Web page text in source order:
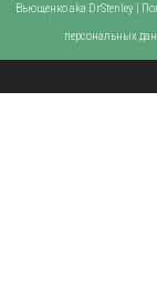
Вьющенко aka DrStenley |
персональных